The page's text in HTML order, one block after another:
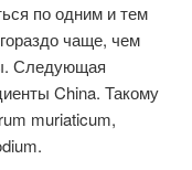
по одним и тем
чаще, чем
Следующая
China. Такому
muriaticum,